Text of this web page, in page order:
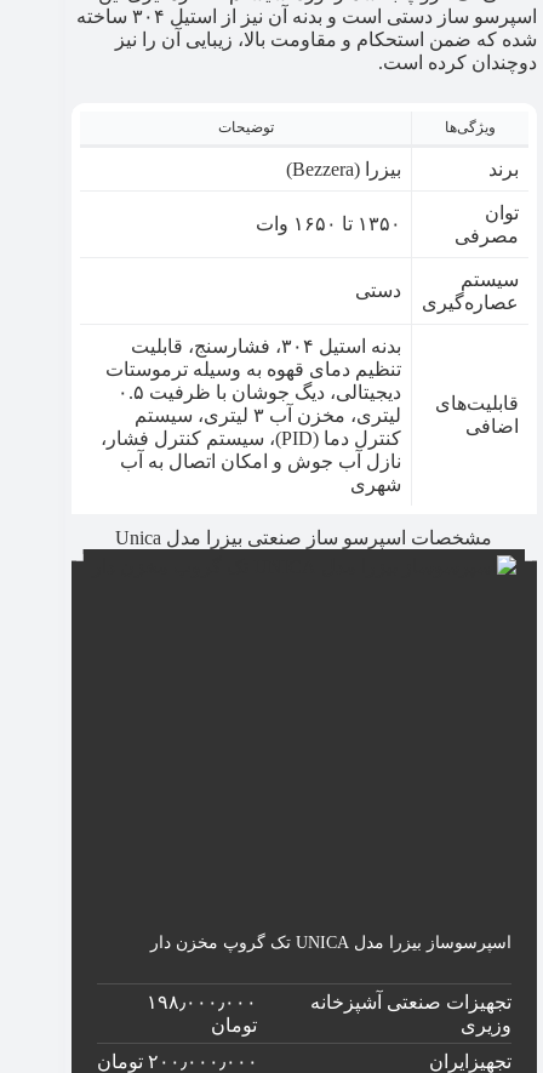
اسپرسو ساز دستی است و بدنه آن نیز از استیل ۳۰۴ ساخته
شده که ضمن استحکام و مقاومت بالا، زیبایی آن را نیز
دوچندان کرده است.
ویژگی‌ها توضیحات
برند بیزرا (Bezzera)
توان
مصرفی
۱۳۵۰ تا ۱۶۵۰ وات
سیستم
عصاره‌گیری
دستی
قابلیت‌های
اضافی
بدنه استیل ۳۰۴، فشارسنج، قابلیت
تنظیم دمای قهوه به وسیله ترموستات
دیجیتالی، دیگ جوشان با ظرفیت ۰.۵
لیتری، مخزن آب ۳ لیتری، سیستم
کنترل دما (PID)، سیستم کنترل فشار،
نازل آب جوش و امکان اتصال به آب
شهری
مشخصات اسپرسو ساز صنعتی بیزرا مدل Unica
اسپرسوساز بیزرا مدل UNICA تک گروپ مخزن دار
تجهیزات صنعتی آشپزخانه
وزیری
۱۹۸٫۰۰۰٫۰۰۰
تومان
تجهیزایران
۲۰۰٫۰۰۰٫۰۰۰ تومان